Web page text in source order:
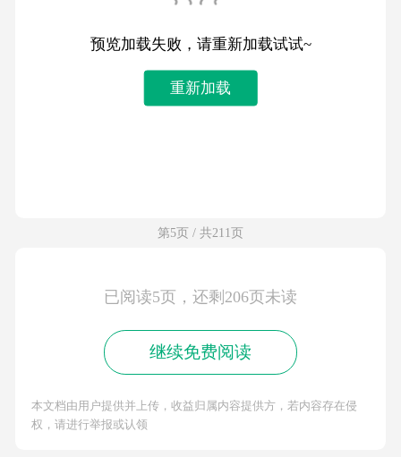
预览加载失败，请重新加载试试~
重新加载
第5页 / 共211页
已阅读5页，还剩206页未读
继续免费阅读
本文档由用户提供并上传，收益归属内容提供方，若内容存在侵
权，请进行举报或认领